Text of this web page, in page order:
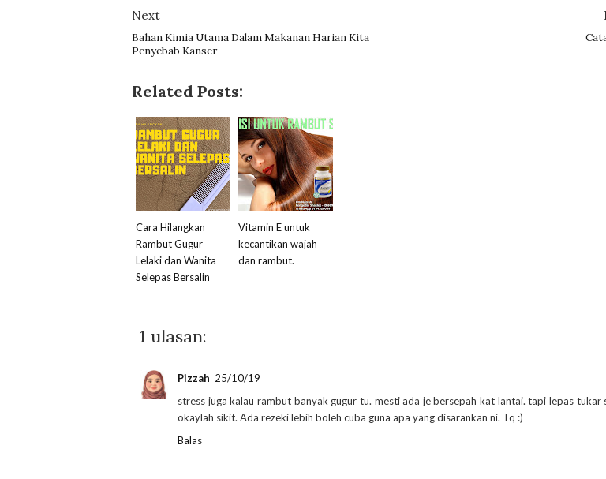
Next
Bahan Kimia Utama Dalam Makanan Harian Kita
Penyebab Kanser
Related Posts:
Cara Hilangkan
Rambut Gugur
Lelaki dan Wanita
Selepas Bersalin
Vitamin E untuk
kecantikan wajah
dan rambut.
1 ulasan:
Pizzah 25/10/19
stress juga kalau rambut banyak gugur tu. mesti ada je bersepah kat lantai. tapi lepas tukar
okaylah sikit. Ada rezeki lebih boleh cuba guna apa yang disarankan ni. Tq :)
Balas